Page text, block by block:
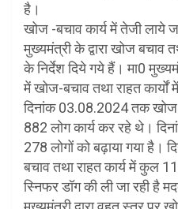
है।
खोज -बचाव कार्य में तेजी लाये
मुख्यमंत्री के द्वारा खोज बचाव
के निर्देश दिये गये हैं। मा0
में खोज-बचाव तथा राहत कार्यों
दिनांक 03.08.2024 तक खोज
882 लोग कार्य कर रहे थे।
278 लोगों को बढ़ाया गया है।
बचाव तथा राहत कार्य में कुल
स्निफर डॉग की ली जा रही है